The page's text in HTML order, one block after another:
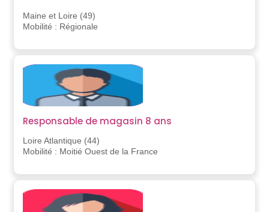
Maine et Loire (49)
Mobilité : Régionale
Responsable de magasin 8 ans
Loire Atlantique (44)
Mobilité : Moitié Ouest de la France